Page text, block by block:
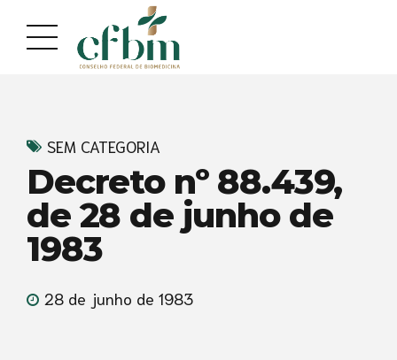
conteúdo
navegação
SEM CATEGORIA
Decreto nº 88.439,
de 28 de junho de
1983
28 de junho de 1983